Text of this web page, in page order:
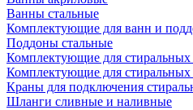
Ванны стальные
Комплектующие для ванн и
Поддоны стальные
Комплектующие для
Комплектующие для
Краны для подключения
Шланги сливные и наливные